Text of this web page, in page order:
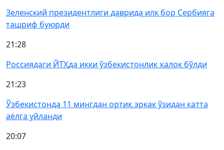
Зеленский президентлиги даврида илк бор Сербияга
ташриф буюрди
21:28
Россиядаги ЙТҲда икки ўзбекистонлик ҳалок бўлди
21:23
Ўзбекистонда 11 мингдан ортиқ эркак ўзидан катта
аёлга уйланди
20:07